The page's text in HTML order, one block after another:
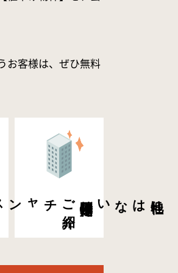
お客様は、ぜひ無料
他社にはない
特別限定物件の
ご
紹介
チャンスあり